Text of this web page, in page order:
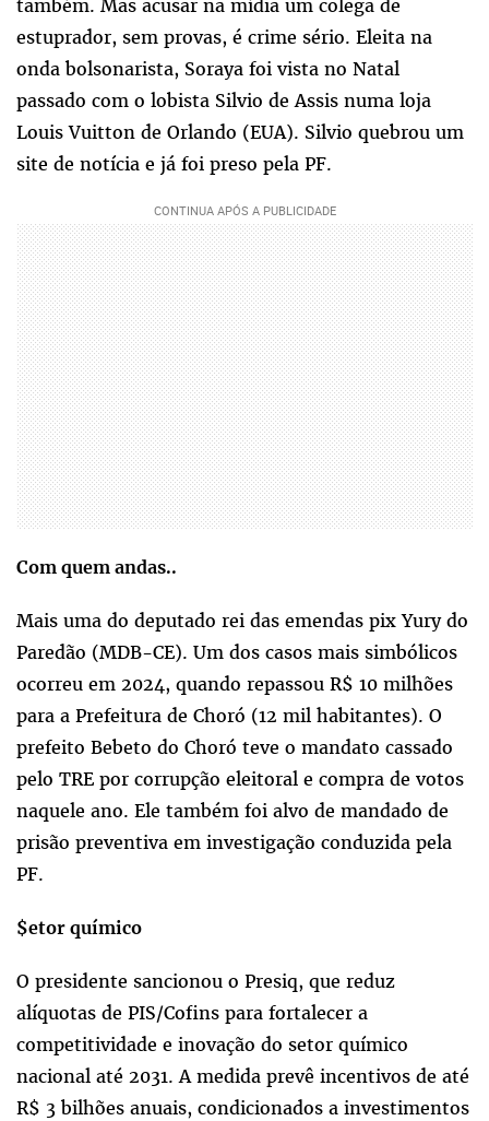
também. Mas acusar na mídia um colega de
estuprador, sem provas, é crime sério. Eleita na
onda bolsonarista, Soraya foi vista no Natal
passado com o lobista Silvio de Assis numa loja
Louis Vuitton de Orlando (EUA). Silvio quebrou um
site de notícia e já foi preso pela PF.
Com quem andas..
Mais uma do deputado rei das emendas pix Yury do
Paredão (MDB-CE). Um dos casos mais simbólicos
ocorreu em 2024, quando repassou R$ 10 milhões
para a Prefeitura de Choró (12 mil habitantes). O
prefeito Bebeto do Choró teve o mandato cassado
pelo TRE por corrupção eleitoral e compra de votos
naquele ano. Ele também foi alvo de mandado de
prisão preventiva em investigação conduzida pela
PF.
$etor químico
O presidente sancionou o Presiq, que reduz
alíquotas de PIS/Cofins para fortalecer a
competitividade e inovação do setor químico
nacional até 2031. A medida prevê incentivos de até
R$ 3 bilhões anuais, condicionados a investimentos